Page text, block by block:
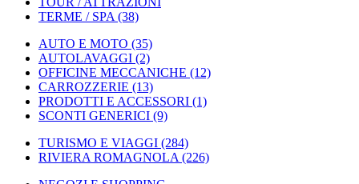
TERME / SPA (38)
AUTO E MOTO (35)
AUTOLAVAGGI (2)
OFFICINE MECCANICHE (12)
CARROZZERIE (13)
PRODOTTI E ACCESSORI (1)
SCONTI GENERICI (9)
TURISMO E VIAGGI (284)
RIVIERA ROMAGNOLA (226)